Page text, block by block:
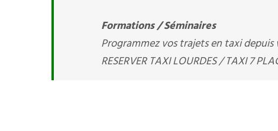
Formations / Séminaires
Programmez vos trajets en taxi
RESERVER TAXI LOURDES / TAXI 7